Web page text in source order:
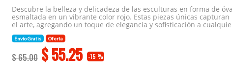
Descubre la belleza y delicadeza de las esculturas en forma de
esmaltada en un vibrante color rojo. Estas piezas únicas
el arte, agregando un toque de elegancia y sofisticación a
Envío Gratis Oferta
$ 65.00 $55.25 -15 %